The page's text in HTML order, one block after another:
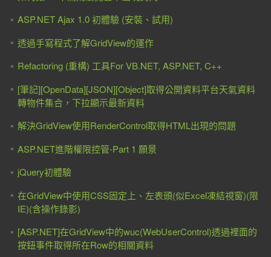
ASP.NET Ajax 1.0 初體驗 (安裝、試用)
透過手寫程式了解GridView的運作
Refactoring (重構) 工具For VB.NET, ASP.NET, C++
[筆記][OpenData][JSON][Object]取得公開資料平台天氣資料
轉物件集合，下拉顯示最新資料
解決GridView使用RenderControl取得HTML出現的問題
ASP.NET進階權限控管-Part 1 願景
jQuery初體驗
在GridView中使用CSS固定上、左表頭(似Excel凍結視窗)(限
IE)(含操作錄影)
[ASP.NET]在GridView中的wuc(WebUserControl)透過裡面的
按鈕事件取得所在Row的相關資料